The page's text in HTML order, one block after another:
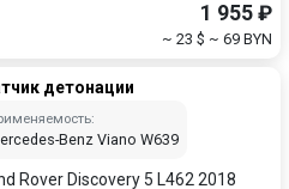
1 955 ₽
~ 23 $ ~ 69 BYN
детонации
Benz Viano W639
Rover Discovery 5 L462 2018